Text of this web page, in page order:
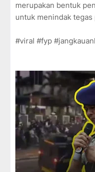
merupakan bentuk
untuk menindak
#viral #fyp